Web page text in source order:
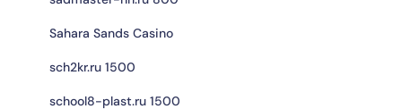
Sahara Sands Casino
sch2kr.ru 1500
school8-plast.ru 1500